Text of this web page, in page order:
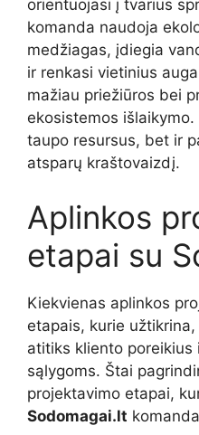
orientuojasi į tvarius
komanda naudoja
medžiagas, įdiegia
ir renkasi vietinius
mažiau priežiūros bei
ekosistemos
taupo resursus, bet ir
atsparų kraštovaizdį.
Aplinkos
etapai su
Kiekvienas aplinkos
etapais, kurie
atitiks kliento
sąlygoms. Štai
projektavimo etapai,
Sodomagai.lt